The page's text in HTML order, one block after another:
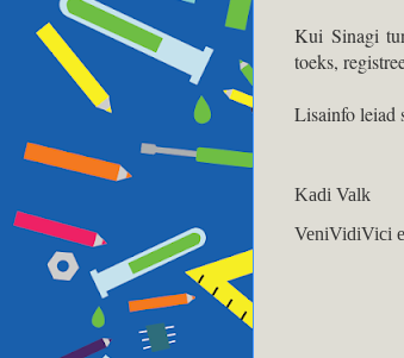
Kui Sinagi
toeks,
Lisainfo leiad
Kadi Valk
VeniVidiVici